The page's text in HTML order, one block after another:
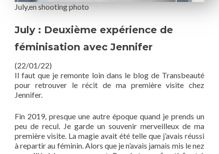
July,en shooting photo
July : Deuxième expérience de
féminisation avec Jennifer
(22/01/22)
Il faut que je remonte loin dans le blog de Transbeauté
pour retrouver le récit de ma première visite chez
Jennifer.
Fin 2019, presque une autre époque quand je prends un
peu de recul. Je garde un souvenir merveilleux de ma
première visite. La magie avait été telle que j’avais réussi
à repartir au féminin. Alors que je n’avais jamais mis le nez